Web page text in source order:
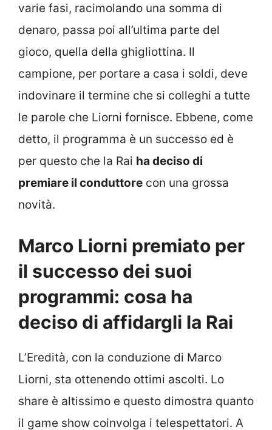
varie fasi, racimolando una somma di
denaro, passa poi all’ultima parte del
gioco, quella della ghigliottina. Il
campione, per portare a casa i soldi, deve
indovinare il termine che si colleghi a tutte
le parole che Liorni fornisce. Ebbene, come
detto, il programma è un successo ed è
per questo che la Rai ha deciso di
premiare il conduttore con una grossa
novità.
Marco Liorni premiato per
il successo dei suoi
programmi: cosa ha
deciso di affidargli la Rai
L’Eredità, con la conduzione di Marco
Liorni, sta ottenendo ottimi ascolti. Lo
share è altissimo e questo dimostra quanto
il game show coinvolga i telespettatori. A